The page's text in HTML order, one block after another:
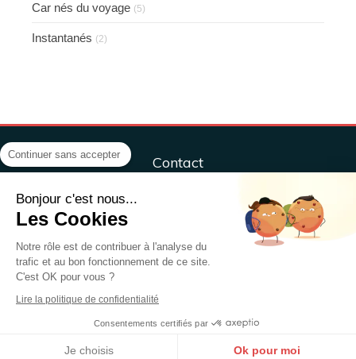
Car nés du voyage (5)
Instantanés (2)
Contact
Centre ÔM&Co, sport, santé, bien-être
ÔM&CO, Sport, Santé, Bien-être,
79000 NIORT
France
Création et référencement du site par Simplébo
Site partenaire deAnnuaire Thérapeutes
Continuer sans accepter
Bonjour c'est nous...
Les Cookies
Notre rôle est de contribuer à l'analyse du
trafic et au bon fonctionnement de ce site.
C'est OK pour vous ?
Lire la politique de confidentialité
Consentements certifiés par
Je choisis Ok pour moi